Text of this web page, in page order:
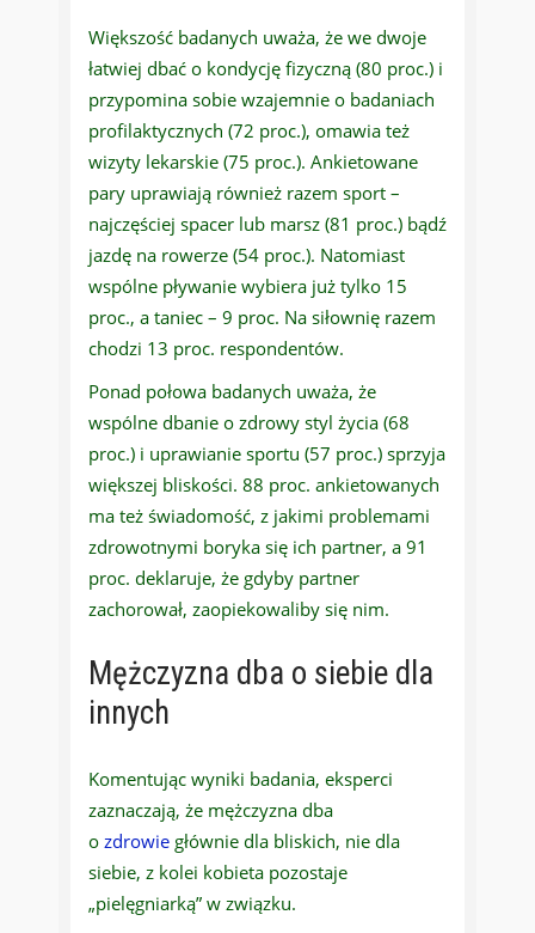
Większość badanych uważa, że we dwoje
łatwiej dbać o kondycję fizyczną (80 proc.) i
przypomina sobie wzajemnie o badaniach
profilaktycznych (72 proc.), omawia też
wizyty lekarskie (75 proc.). Ankietowane
pary uprawiają również razem sport –
najczęściej spacer lub marsz (81 proc.) bądź
jazdę na rowerze (54 proc.). Natomiast
wspólne pływanie wybiera już tylko 15
proc., a taniec – 9 proc. Na siłownię razem
chodzi 13 proc. respondentów.
Ponad połowa badanych uważa, że
wspólne dbanie o zdrowy styl życia (68
proc.) i uprawianie sportu (57 proc.) sprzyja
większej bliskości. 88 proc. ankietowanych
ma też świadomość, z jakimi problemami
zdrowotnymi boryka się ich partner, a 91
proc. deklaruje, że gdyby partner
zachorował, zaopiekowaliby się nim.
Mężczyzna dba o siebie dla
innych
Komentując wyniki badania, eksperci
zaznaczają, że mężczyzna dba
o zdrowie głównie dla bliskich, nie dla
siebie, z kolei kobieta pozostaje
„pielęgniarką” w związku.